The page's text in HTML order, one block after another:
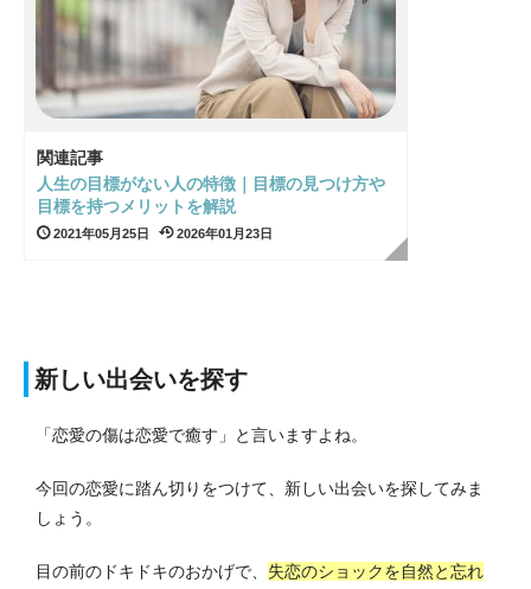
関連記事
人生の目標がない人の特徴｜目標の見つけ方や
目標を持つメリットを解説
2021年05月25日 2026年01月23日
新しい出会いを探す
「恋愛の傷は恋愛で癒す」と言いますよね。
今回の恋愛に踏ん切りをつけて、新しい出会いを探してみま
しょう。
目の前のドキドキのおかげで、 失恋のショックを自然と忘れ